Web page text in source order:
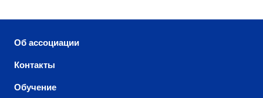
Об ассоциации
Контакты
Обучение